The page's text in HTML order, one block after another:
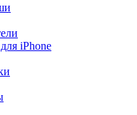
iPhone